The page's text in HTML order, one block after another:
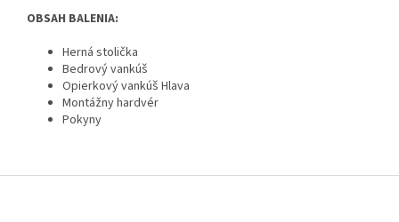
OBSAH BALENIA:
Herná stolička
Bedrový vankúš
Opierkový vankúš Hlava
Montážny hardvér
Pokyny